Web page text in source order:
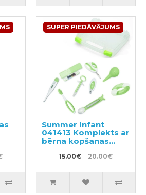
SUPER PIEDĀVĀJUMS
Summer Infant
041413 Komplekts ar
bērna kopšanas
piederumiem
15.00€ 20.00€